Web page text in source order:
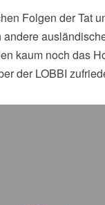
Folgen der Tat
kaum noch das
der LOBBI